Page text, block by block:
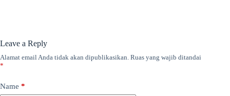
Leave a Reply
Alamat email Anda tidak akan dipublikasikan. Ruas yang wajib ditandai
*
Name *